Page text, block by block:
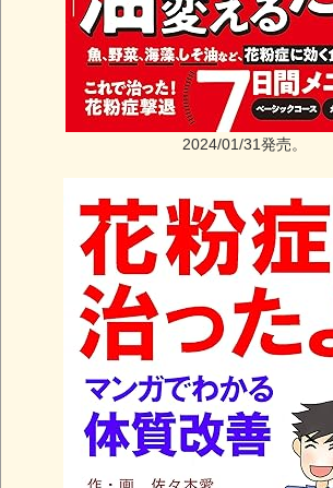
2024/01/31発売。